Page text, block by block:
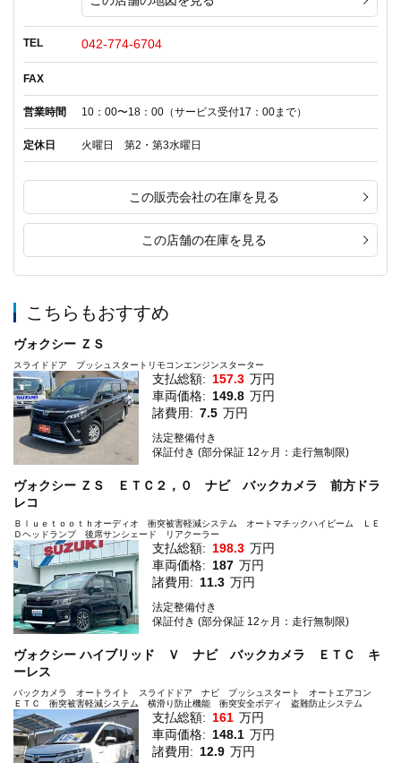
TEL 042-774-6704
FAX
営業時間 10：00〜18：00（サービス受付17：00まで）
定休日 火曜日 第2・第3水曜日
この販売会社の在庫を見る
この店舗の在庫を見る
こちらもおすすめ
ヴォクシー ＺＳ
スライドドア プッシュスタートリモコンエンジンスターター
支払総額: 157.3 万円
車両価格: 149.8 万円
諸費用: 7.5 万円
法定整備付き
保証付き (部分保証 12ヶ月：走行無制限)
ヴォクシー ＺＳ ＥＴＣ２，０ ナビ バックカメラ 前方ドラ
レコ
Ｂｌｕｅｔｏｏｔｈオーディオ 衝突被害軽減システム オートマチックハイビーム ＬＥ
Ｄヘッドランプ 後席サンシェード リアクーラー
支払総額: 198.3 万円
車両価格: 187 万円
諸費用: 11.3 万円
法定整備付き
保証付き (部分保証 12ヶ月：走行無制限)
ヴォクシー ハイブリッド Ｖ ナビ バックカメラ ＥＴＣ キ
ーレス
バックカメラ オートライト スライドドア ナビ プッシュスタート オートエアコン
ＥＴＣ 衝突被害軽減システム 横滑り防止機能 衝突安全ボディ 盗難防止システム
支払総額: 161 万円
車両価格: 148.1 万円
諸費用: 12.9 万円